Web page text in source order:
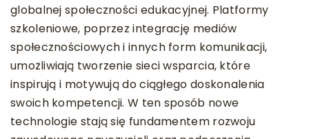
globalnej społeczności edukacyjnej. Platformy
szkoleniowe, poprzez integrację mediów
społecznościowych i innych form komunikacji,
umożliwiają tworzenie sieci wsparcia, które
inspirują i motywują do ciągłego doskonalenia
swoich kompetencji. W ten sposób nowe
technologie stają się fundamentem rozwoju